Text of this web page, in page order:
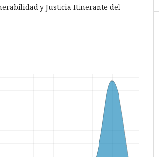
y Justicia Itinerante del